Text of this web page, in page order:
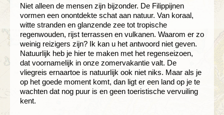
Niet alleen de mensen zijn bijzonder. De Filippijnen
vormen een onontdekte schat aan natuur. Van koraal,
witte stranden en glanzende zee tot tropische
regenwouden, rijst terrassen en vulkanen. Waarom er zo
weinig reizigers zijn? Ik kan u het antwoord niet geven.
Natuurlijk heb je hier te maken met het regenseizoen,
dat voornamelijk in onze zomervakantie valt. De
vliegreis ernaartoe is natuurlijk ook niet niks. Maar als je
op het goede moment komt, dan ligt er een land op je te
wachten dat nog puur is en geen toeristische vervuiling
kent.